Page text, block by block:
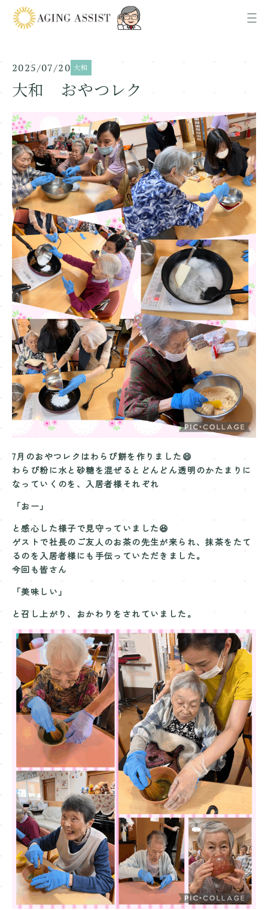
News
お知らせ
About us
AGING ASSISTについて
Office
各事業所ご案内
Recruit
採用情報
Contact
お問い合わせ
2025/07/20 大和
大和 おやつレク
7月のおやつレクはわらび餅を作りました😄
わらび粉に水と砂糖を混ぜるとどんどん透明のかたまりに
なっていくのを、入居者様それぞれ
「おー」
と感心した様子で見守っていました😆
ゲストで社長のご友人のお茶の先生が来られ、抹茶をたて
るのを入居者様にも手伝っていただきました。
今回も皆さん
「美味しい」
と召し上がり、おかわりをされていました。